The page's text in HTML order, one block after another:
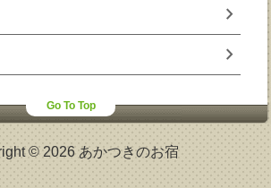
chevron_right
chevron_right
Go To Top
© 2026 あかつきのお宿